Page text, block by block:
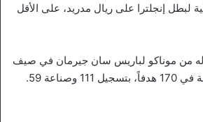
لبطل إنجلترا على ريال مدريد، على الأقل
من موناكو لباريس سان جيرمان في صيف